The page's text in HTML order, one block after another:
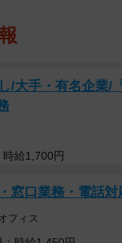
いやりは手伝ってくれ
しいね」と返した
調が悪いとき、髭
/大手・有名企業/
給1,700円
窓口業務・電話
フィス